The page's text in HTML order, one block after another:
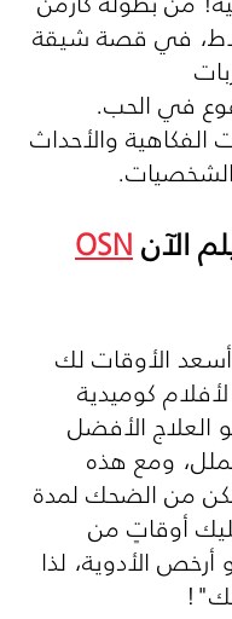
في قصة شيقة
في الحب.
والأحداث
الآنOSN
الأوقات لك
كوميدية
الأفضل
ومع هذه
من الضحك لمدة
أوقاتٍ من
الأدوية، لذا